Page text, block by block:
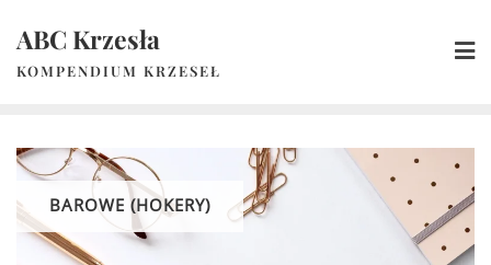
content
ABC Krzesła
KOMPENDIUM KRZESEŁ
BAROWE (HOKERY)